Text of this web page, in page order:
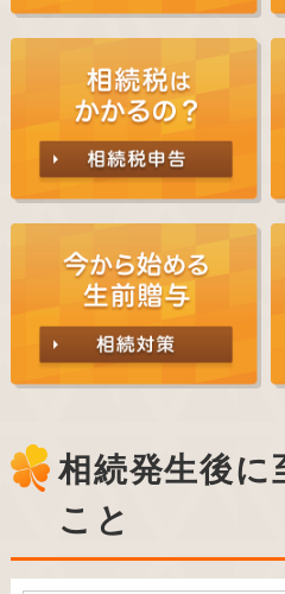
相続発生後に
こと